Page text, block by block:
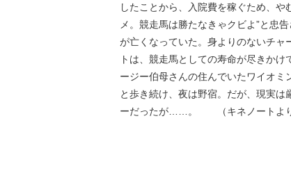
したことから、入院費を稼ぐため、
メ。競走馬は勝たなきゃクビよ”と忠
が亡くなっていた。身よりのないチャ
トは、競走馬としての寿命が尽きか
ージー伯母さんの住んでいたワイオ
と歩き続け、夜は野宿。だが、現実
ーだったが……。 （キネノートより